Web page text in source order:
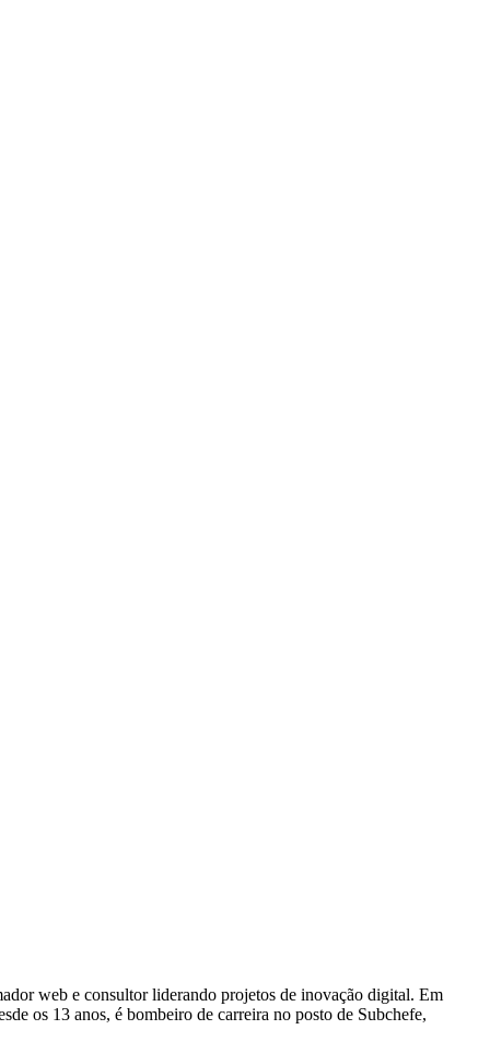
web e consultor liderando projetos de inovação digital. Em
os 13 anos, é bombeiro de carreira no posto de Subchefe,